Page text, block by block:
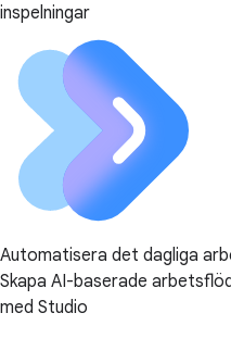
inspelningar
Automatisera det dagliga
Skapa AI-baserade
med Studio